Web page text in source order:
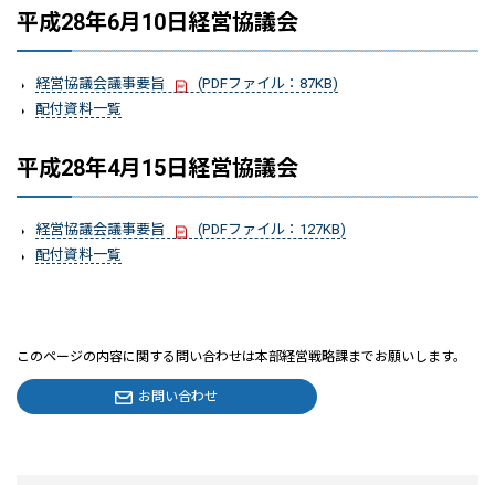
平成28年6月10日経営協議会
経営協議会議事要旨
(PDFファイル：87KB)
配付資料一覧
平成28年4月15日経営協議会
経営協議会議事要旨
(PDFファイル：127KB)
配付資料一覧
このページの内容に関する問い合わせは本部経営戦略課までお願いします。
お問い合わせ